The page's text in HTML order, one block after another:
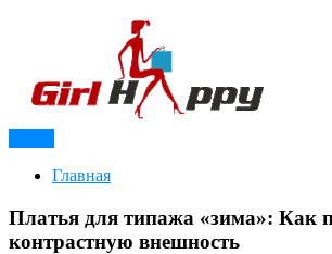
Girl Happy
Главная
Платья для типажа «зима»: Как
контрастную внешность